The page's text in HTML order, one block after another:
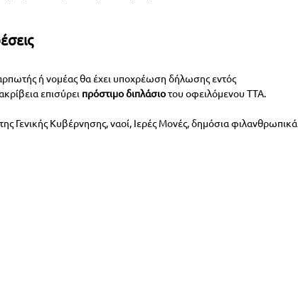
ή νομέας θα έχει υποχρέωση δήλωσης εντός
επισύρει πρόστιμο διπλάσιο του οφειλόμενου ΤΤΑ.
Γενικής Κυβέρνησης, ναοί, Ιερές Μονές, δημόσια φιλανθρωπικά